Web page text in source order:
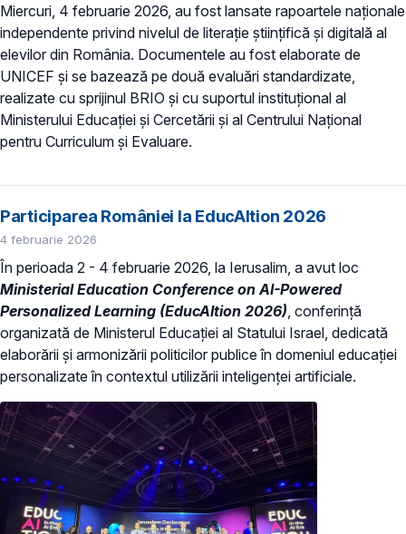
Miercuri, 4 februarie 2026, au fost lansate rapoartele naționale
independente privind nivelul de literație științifică și digitală al
elevilor din România. Documentele au fost elaborate de
UNICEF și se bazează pe două evaluări standardizate,
realizate cu sprijinul BRIO și cu suportul instituțional al
Ministerului Educației și Cercetării și al Centrului Național
pentru Curriculum și Evaluare.
Participarea României la EducAItion 2026
4 februarie 2026
În perioada 2 - 4 februarie 2026, la Ierusalim, a avut loc
Ministerial Education Conference on AI-Powered
Personalized Learning (EducAItion 2026) , conferință
organizată de Ministerul Educației al Statului Israel, dedicată
elaborării și armonizării politicilor publice în domeniul educației
personalizate în contextul utilizării inteligenței artificiale.